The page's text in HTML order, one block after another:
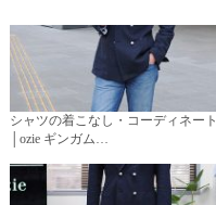
シャツの着こなし・コーディネート
│ozie ギンガム…